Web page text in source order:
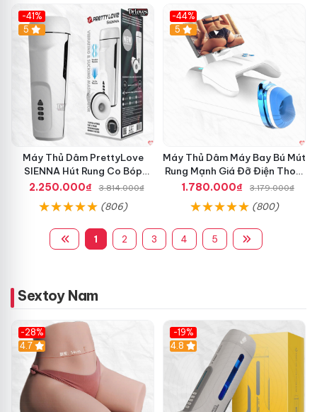
-41%
Hot
5
Máy Thủ Dâm PrettyLove
SIENNA Hút Rung Co Bóp
Mạnh Mẽ Nam
2.250.000₫ 3.814.000₫
(806)
-44%
Hot
5
Máy Thủ Dâm Máy Bay Bú Mút
Rung Mạnh Giá Đỡ Điện Thoại
Chính Hãng
1.780.000₫ 3.179.000₫
(800)
1 2 3 4 5
Sextoy Nam
-28%
4.7
-19%
Hot
4.8